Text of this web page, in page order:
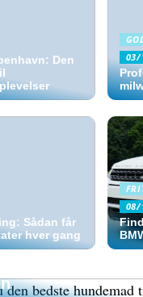
Den
Sådan får
hver gang
03/
08/